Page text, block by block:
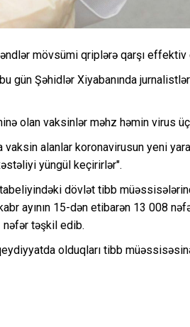
mövsümi qriplərə qarşı effektiv
gün Şəhidlər Xiyabanında
olan vaksinlər məhz həmin virus
alanlar koronavirusun yeni
yüngül keçirirlər".
dövlət tibb
ayının 15-dən etibarən 13 008
nəfər təşkil edib.
olduqları tibb